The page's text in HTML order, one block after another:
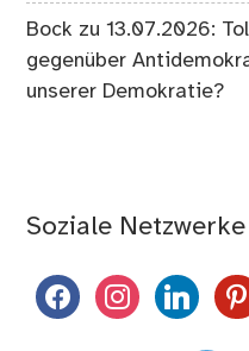
Bock zu13.07.2026:
gegenüber
unserer Demokratie?
Soziale Netzwerke
facebookinstagramlinkedin